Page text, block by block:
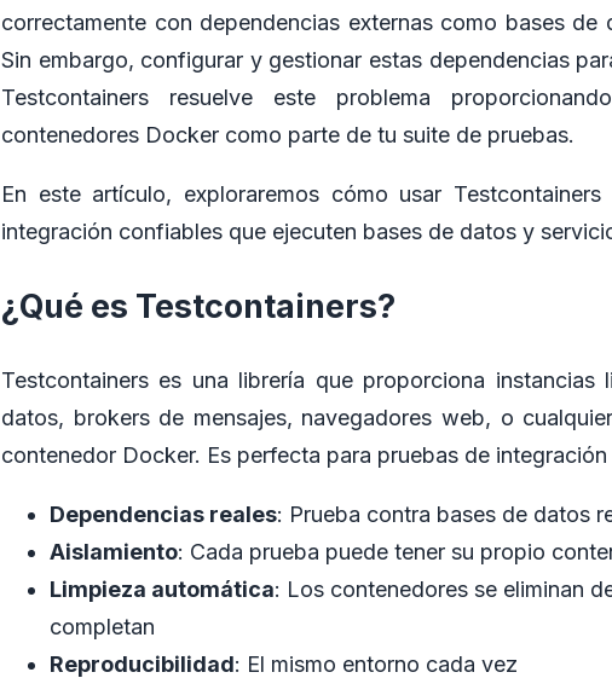
correctamente con dependencias externas como bases de
Sin embargo, configurar y gestionar estas dependencias
Testcontainers resuelve este problema
contenedores Docker como parte de tu suite de pruebas.
En este artículo, exploraremos cómo usar
integración confiables que ejecuten bases de datos y
¿Qué es Testcontainers?
Testcontainers es una librería que proporciona
datos, brokers de mensajes, navegadores web, o
contenedor Docker. Es perfecta para pruebas de integración
Dependencias reales: Prueba contra bases de datos
Aislamiento: Cada prueba puede tener su propio
Limpieza automática: Los contenedores se eliminan
completan
Reproducibilidad: El mismo entorno cada vez